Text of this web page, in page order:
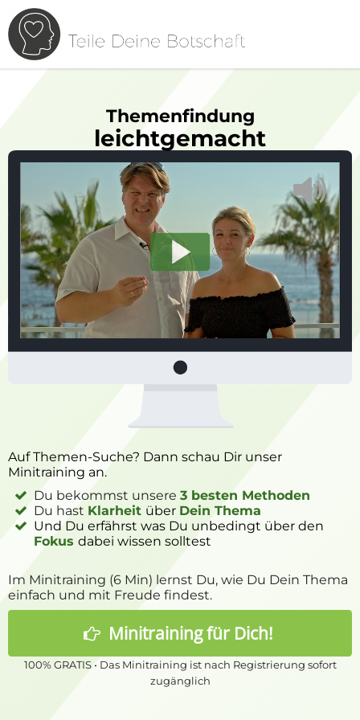
Themenfindung
leichtgemacht
Auf Themen-Suche? Dann schau Dir unser
Minitraining an.
Du bekommst unsere 3 besten Methoden
Du hast Klarheit über Dein Thema
Und Du erfährst was Du unbedingt über den
Fokus dabei wissen solltest
Im Minitraining (6 Min) lernst Du, wie Du Dein Thema
einfach und mit Freude findest.
Minitrainingfür Dich!
100% GRATIS • Das Minitraining ist nach Registrierung sofort
zugänglich